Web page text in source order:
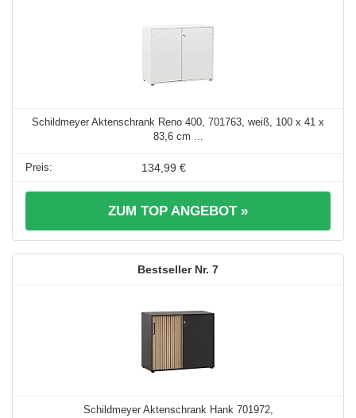
Schildmeyer Aktenschrank Reno 400, 701763, weiß, 100 x 41 x
83,6 cm ...
134,99 €
ZUM TOP ANGEBOT »
7
Schildmeyer Aktenschrank Hank 701972,